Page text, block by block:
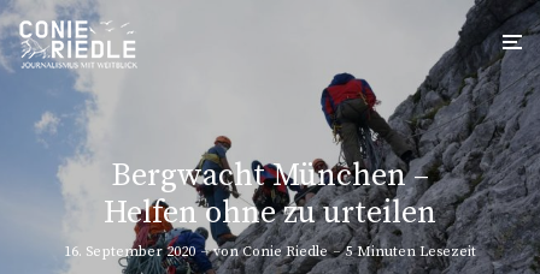
Bergwacht München –
Helfen ohne zu urteilen
16. September 2020 vonConie Riedle 5 Minuten Lesezeit